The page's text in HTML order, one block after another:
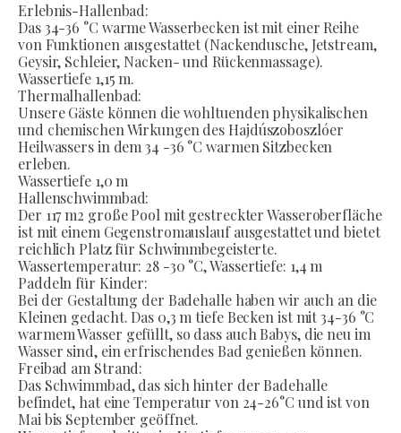
Erlebnis-Hallenbad:
Das 34-36 °C warme Wasserbecken ist mit einer Reihe
von Funktionen ausgestattet (Nackendusche, Jetstream,
Geysir, Schleier, Nacken- und Rückenmassage).
Wassertiefe 1,15 m.
Thermalhallenbad:
Unsere Gäste können die wohltuenden physikalischen
und chemischen Wirkungen des Hajdúszoboszlóer
Heilwassers in dem 34 -36 °C warmen Sitzbecken
erleben.
Wassertiefe 1,0 m
Hallenschwimmbad:
Der 117 m2 große Pool mit gestreckter Wasseroberfläche
ist mit einem Gegenstromauslauf ausgestattet und bietet
reichlich Platz für Schwimmbegeisterte.
Wassertemperatur: 28 -30 °C, Wassertiefe: 1,4 m
Paddeln für Kinder:
Bei der Gestaltung der Badehalle haben wir auch an die
Kleinen gedacht. Das 0,3 m tiefe Becken ist mit 34-36 °C
warmem Wasser gefüllt, so dass auch Babys, die neu im
Wasser sind, ein erfrischendes Bad genießen können.
Freibad am Strand:
Das Schwimmbad, das sich hinter der Badehalle
befindet, hat eine Temperatur von 24-26°C und ist von
Mai bis September geöffnet.